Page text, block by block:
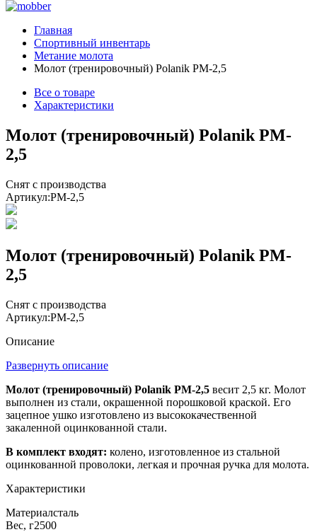
Главная
Спортивный инвентарь
Метание молота
Молот (тренировочный) Polanik PM-2,5
Все о товаре
Характеристики
Молот (тренировочный) Polanik PM-
2,5
Снят с производства
Артикул:PM-2,5
Молот (тренировочный) Polanik PM-
2,5
Снят с производства
Артикул:PM-2,5
Описание
Развернуть описание
Молот (тренировочный) Polanik PM-2,5 весит 2,5 кг. Молот
выполнен из стали, окрашенной порошковой краской. Его
зацепное ушко изготовлено из высококачественной
закаленной оцинкованной стали.
В комплект входят: колено, изготовленное из стальной
оцинкованной проволоки, легкая и прочная ручка для молота.
Характеристики
Материалсталь
Вес, г2500